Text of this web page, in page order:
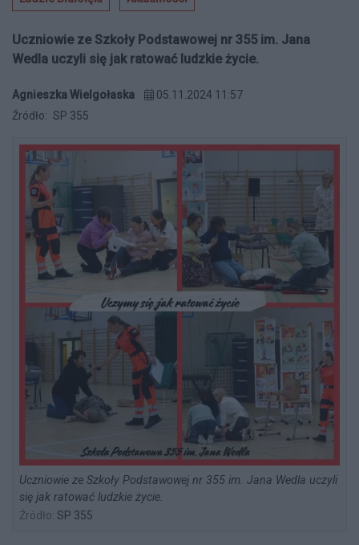
Uczniowie ze Szkoły Podstawowej nr 355 im. Jana
Wedla uczyli się jak ratować ludzkie życie.
Agnieszka Wielgołaska
05.11.2024 11:57
Źródło: SP 355
Uczniowie ze Szkoły Podstawowej nr 355 im. Jana Wedla uczyli
się jak ratować ludzkie życie.
Źródło: SP 355